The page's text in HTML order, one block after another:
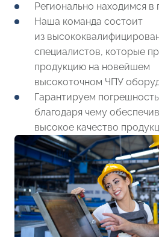
Регионально находимся в
Наша команда состоит
из
специалистов, которые
продукцию на новейшем
высокоточном ЧПУ
Гарантируем погрешность
благодаря чему
высокое качество